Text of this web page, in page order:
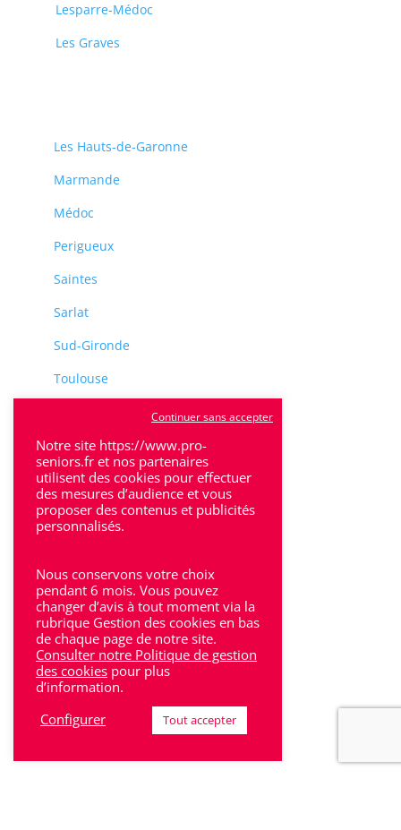
Lesparre-Médoc
Les Graves
Les Hauts-de-Garonne
Marmande
Médoc
Perigueux
Saintes
Sarlat
Sud-Gironde
Toulouse
Villeneuve-Sur-Lot
Bron
Lyon
Lyon 6
Villeurbanne
Calluire
Notre site https://www.pro-
seniors.fr et nos partenaires
utilisent des cookies pour effectuer
des mesures d’audience et vous
proposer des contenus et publicités
personnalisés.
Nous conservons votre choix
pendant 6 mois. Vous pouvez
changer d’avis à tout moment via la
rubrique Gestion des cookies en bas
de chaque page de notre site.
Consulter notre Politique de gestion
des cookies pour plus
d’information.
Configurer
Continuer sans accepter
Tout accepter